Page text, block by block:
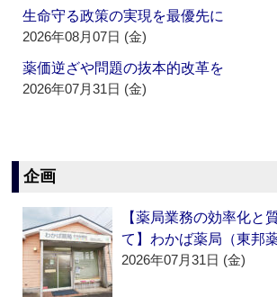
生命守る政策の実現を最優先に
2026年08月07日 (金)
薬価逆ざや問題の抜本的改革を
2026年07月31日 (金)
企画
【薬局業務の効率化と
て】わかば薬局（東邦薬
2026年07月31日 (金)